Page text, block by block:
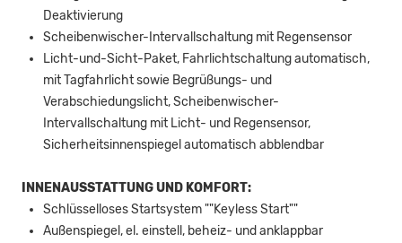
Deaktivierung
Scheibenwischer-Intervallschaltung mit Regensensor
Licht-und-Sicht-Paket, Fahrlichtschaltung automatisch,
mit Tagfahrlicht sowie Begrüßungs- und
Verabschiedungslicht, Scheibenwischer-
Intervallschaltung mit Licht- und Regensensor,
Sicherheitsinnenspiegel automatisch abblendbar
INNENAUSSTATTUNG UND KOMFORT:
Schlüsselloses Startsystem ""Keyless Start""
Außenspiegel, el. einstell, beheiz- und anklappbar